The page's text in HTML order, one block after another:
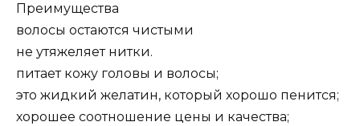
Преимущества
волосы остаются чистыми
не утяжеляет нитки.
питает кожу головы и волосы;
это жидкий желатин, который хорошо пенится;
хорошее соотношение цены и качества;